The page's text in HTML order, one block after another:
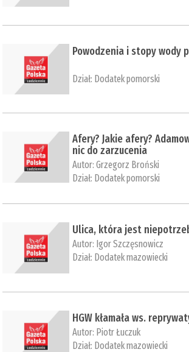
Powodzenia i stopy wody
Dział: Dodatek pomorski
Afery? Jakie afery?
nic do zarzucenia
Autor:Grzegorz Broński
Dział: Dodatek pomorski
Ulica, która jest
Autor: Igor Szczęsnowicz
Dział: Dodatek mazowiecki
HGW kłamała ws.
Autor: Piotr Łuczuk
Dział: Dodatek mazowiecki